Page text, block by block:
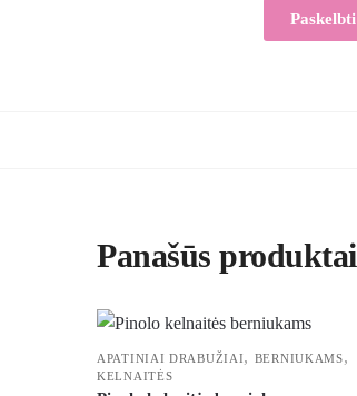
Panašūs produktai
APATINIAI DRABUŽIAI, BERNIUKAMS,
KELNAITĖS